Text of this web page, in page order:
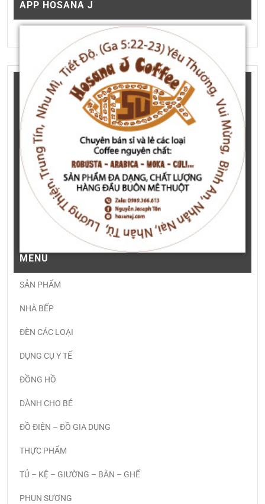
APP HOSANA J
MENU
SẢN PHẨM
NHÀ BẾP
ĐÈN CÁC LOẠI
DỤNG CỤ Y TẾ
ĐỒNG HỒ
DÀNH CHO BÉ
ĐỒ ĐIỆN – ĐỒ GIA DỤNG
THỰC PHẨM
TỦ – KỆ – GIƯỜNG – BÀN – GHẾ
PHUN SƯƠNG